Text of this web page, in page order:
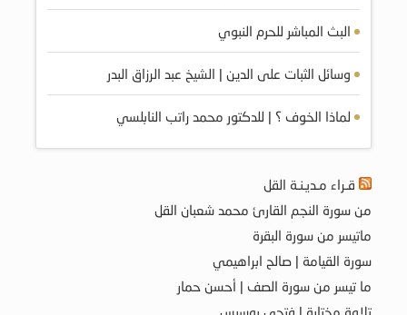
البث المباشر للحرم النبوي
وسائل الثبات على الدين | الشيخ عبد الرزاق البدر
لماذا الخوف ؟ | للدكتور محمد راتب النابلسي
قـراء مـديـنـة القل
من سورة النجم القارئ محمد شعبان القل
ماتيسر من سورة البقرة
سورة القيامة | صالح ابراهيمي
ما تيسر من سورة الصف | أحسن حمار
تلاوة مختارة | فتحي بوسيس